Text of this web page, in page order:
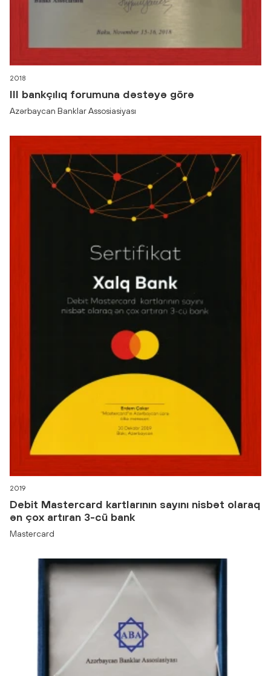
2018
lll bankçılıq forumuna dəstəyə görə
Azərbaycan Banklar Assosiasiyası
2019
Debit Mastercard kartlarının sayını nisbət olaraq
ən çox artıran 3-cü bank
Mastercard